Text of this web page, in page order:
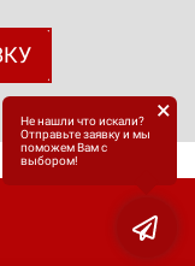
Не нашли что искали?
Отправьте заявку и мы
поможем Вам с
выбором!
×